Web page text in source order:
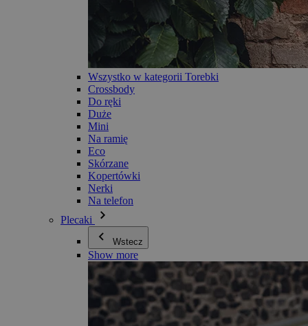
Wszystko w kategorii Torebki
Crossbody
Do ręki
Duże
Mini
Na ramię
Eco
Skórzane
Kopertówki
Nerki
Na telefon
Plecaki
Wstecz
Show more